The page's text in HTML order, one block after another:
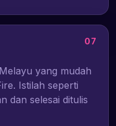
07
yang mudah
Istilah seperti
dan selesai ditulis